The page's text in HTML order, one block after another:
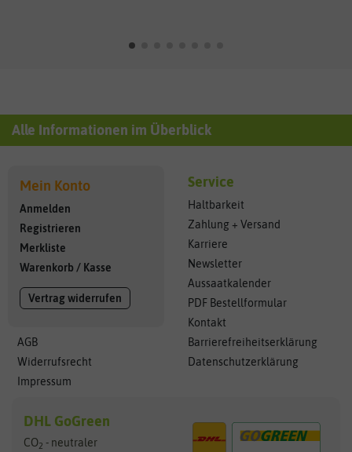
Alle Informationen im Überblick
Mein Konto
Anmelden
Registrieren
Merkliste
Warenkorb / Kasse
Vertrag widerrufen
AGB
Widerrufsrecht
Impressum
Service
Haltbarkeit
Zahlung + Versand
Karriere
Newsletter
Aussaatkalender
PDF Bestellformular
Kontakt
Barrierefreiheitserklärung
Datenschutzerklärung
DHL GoGreen
CO2 - neutraler